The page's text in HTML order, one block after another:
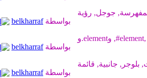
بواسطةbelkharraf
بواسطةbelkharraf
بواسطةbelkharraf